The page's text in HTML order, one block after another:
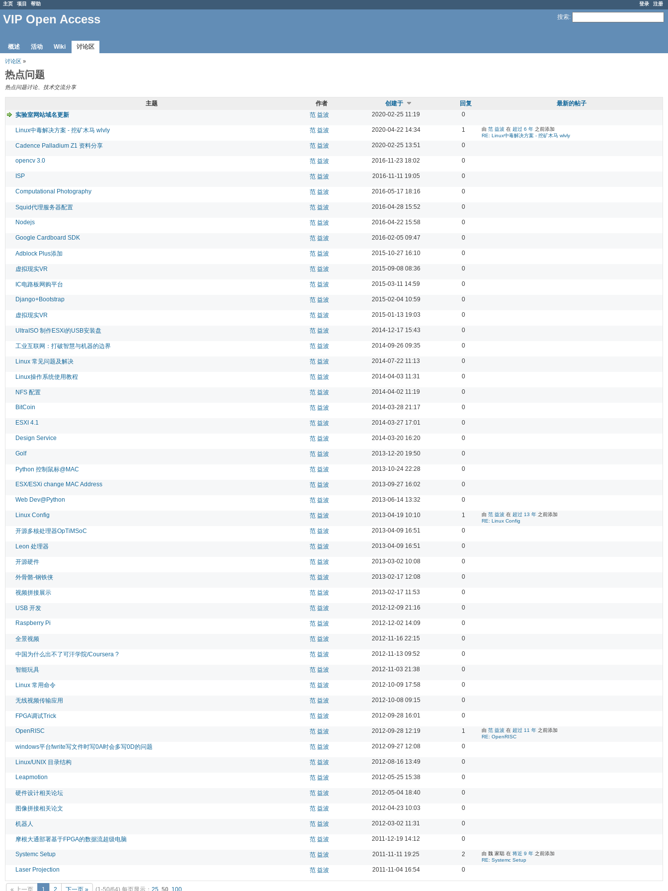
登录 注册
主页 项目 帮助
搜索:
VIP Open Access
概述 活动 Wiki 讨论区
讨论区 »
热点问题
热点问题讨论、技术交流分享
主题 作者 创建于 回复
最新的帖子
实验室网站域名更新
范 益波 2020-02-25 11:19 0
Linux中毒解决方案 - 挖矿木马 wlvly 范 益波 2020-04-22 14:34 1 由 范 益波 在 超过 6 年 之前添加
RE: Linux中毒解决方案 - 挖矿木马 wlvly
Cadence Palladium Z1 资料分享 范 益波 2020-02-25 13:51 0
opencv 3.0 范 益波 2016-11-23 18:02 0
ISP 范 益波 2016-11-11 19:05 0
Computational Photography 范 益波 2016-05-17 18:16 0
Squid代理服务器配置 范 益波 2016-04-28 15:52 0
Nodejs 范 益波 2016-04-22 15:58 0
Google Cardboard SDK 范 益波 2016-02-05 09:47 0
Adblock Plus添加 范 益波 2015-10-27 16:10 0
虚拟现实VR 范 益波 2015-09-08 08:36 0
IC电路板网购平台 范 益波 2015-03-11 14:59 0
Django+Bootstrap 范 益波 2015-02-04 10:59 0
虚拟现实VR 范 益波 2015-01-13 19:03 0
UltraISO 制作ESXi的USB安装盘 范 益波 2014-12-17 15:43 0
工业互联网：打破智慧与机器的边界 范 益波 2014-09-26 09:35 0
Linux 常见问题及解决 范 益波 2014-07-22 11:13 0
Linux操作系统使用教程 范 益波 2014-04-03 11:31 0
NFS 配置 范 益波 2014-04-02 11:19 0
BitCoin 范 益波 2014-03-28 21:17 0
ESXI 4.1 范 益波 2014-03-27 17:01 0
Design Service 范 益波 2014-03-20 16:20 0
Golf 范 益波 2013-12-20 19:50 0
Python 控制鼠标@MAC 范 益波 2013-10-24 22:28 0
ESX/ESXi change MAC Address 范 益波 2013-09-27 16:02 0
Web Dev@Python 范 益波 2013-06-14 13:32 0
Linux Config 范 益波 2013-04-19 10:10 1 由 范 益波 在 超过 13 年 之前添加
RE: Linux Config
开源多核处理器OpTiMSoC 范 益波 2013-04-09 16:51 0
Leon 处理器 范 益波 2013-04-09 16:51 0
开源硬件 范 益波 2013-03-02 10:08 0
外骨骼-钢铁侠 范 益波 2013-02-17 12:08 0
视频拼接展示 范 益波 2013-02-17 11:53 0
USB 开发 范 益波 2012-12-09 21:16 0
Raspberry Pi 范 益波 2012-12-02 14:09 0
全景视频 范 益波 2012-11-16 22:15 0
中国为什么出不了可汗学院/Coursera ? 范 益波 2012-11-13 09:52 0
智能玩具 范 益波 2012-11-03 21:38 0
Linux 常用命令 范 益波 2012-10-09 17:58 0
无线视频传输应用 范 益波 2012-10-08 09:15 0
FPGA调试Trick 范 益波 2012-09-28 16:01 0
OpenRISC 范 益波 2012-09-28 12:19 1 由 范 益波 在 超过 11 年 之前添加
RE: OpenRISC
windows平台fwrite写文件时写0A时会多写0D的问题 范 益波 2012-09-27 12:08 0
Linux/UNIX 目录结构 范 益波 2012-08-16 13:49 0
Leapmotion 范 益波 2012-05-25 15:38 0
硬件设计相关论坛 范 益波 2012-05-04 18:40 0
图像拼接相关论文 范 益波 2012-04-23 10:03 0
机器人 范 益波 2012-03-02 11:31 0
摩根大通部署基于FPGA的数据流超级电脑 范 益波 2011-12-19 14:12 0
Systemc Setup 范 益波 2011-11-11 19:25 2 由 魏 家聪 在 将近 9 年 之前添加
RE: Systemc Setup
Laser Projection 范 益波 2011-11-04 16:54 0
« 上一页 1 2 下一页 » (1-50/64) 每页显示： 25 50 100